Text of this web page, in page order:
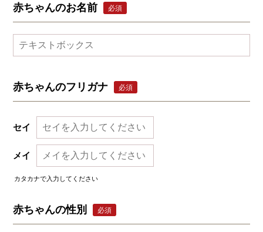
赤ちゃんのお名前 必須
赤ちゃんのフリガナ 必須
セイ
メイ
カタカナで入力してください
赤ちゃんの性別 必須